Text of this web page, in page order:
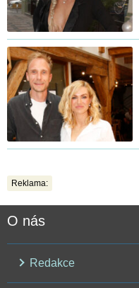
Reklama:
O nás
Redakce